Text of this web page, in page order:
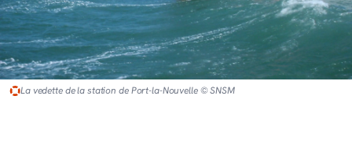
La vedette de la station de Port-la-Nouvelle © SNSM